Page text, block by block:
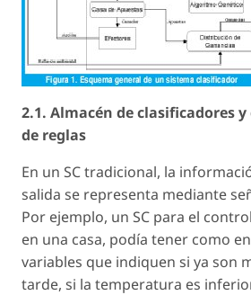
2.1. Almacén de clasificadores
de reglas
En un SC tradicional, la
salida se representa mediante
Por ejemplo, un SC para el
en una casa, podía tener como
variables que indiquen si ya son
tarde, si la temperatura es